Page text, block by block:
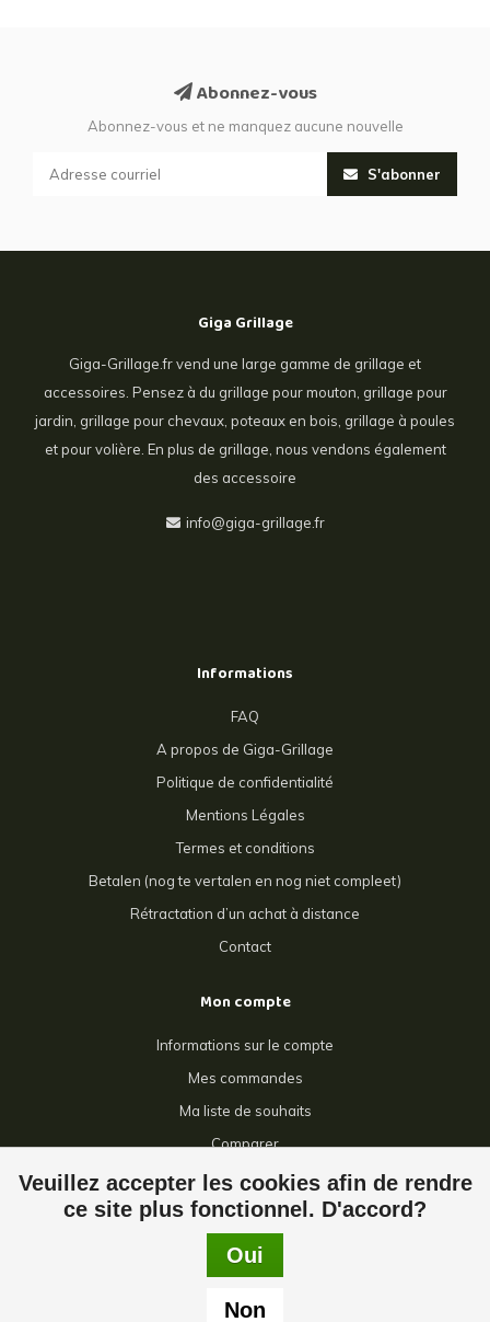
Veuillez accepter les cookies afin de rendre
ce site plus fonctionnel. D'accord?
Oui
Non
Abonnez-vous
Abonnez-vous et ne manquez aucune nouvelle
S'abonner
Giga Grillage
Giga-Grillage.fr vend une large gamme de grillage et
accessoires. Pensez à du grillage pour mouton, grillage pour
jardin, grillage pour chevaux, poteaux en bois, grillage à poules
et pour volière. En plus de grillage, nous vendons également
des accessoire
info@giga-grillage.fr
Informations
FAQ
A propos de Giga-Grillage
Politique de confidentialité
Mentions Légales
Termes et conditions
Betalen (nog te vertalen en nog niet compleet)
Rétractation d’un achat à distance
Contact
Mon compte
Informations sur le compte
Mes commandes
Ma liste de souhaits
Comparer
Tous les produits
Dyvelopment